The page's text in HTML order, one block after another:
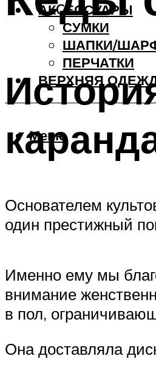
АКCЕССУАРЫ
СУМКИ
ШАПКИ/
ПЕРЧАТКИ
ВЕРХНЯЯ
Меню
Основателем
один престижный
Именно ему мы
внимание
в пол,
Она доставляла